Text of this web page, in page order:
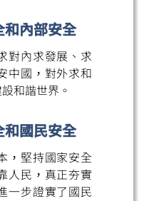
和內部安全
對內求發展、求
中國，對外求和
和諧世界。
和國民安全
，堅持國家安全
人民，真正夯實
一步證實了國民